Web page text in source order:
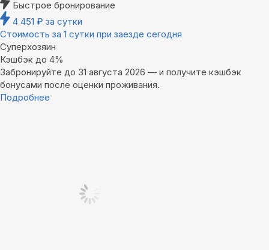
Быстрое бронирование
4 451 ₽ за сутки
Стоимость за 1 сутки при заезде сегодня
Суперхозяин
Кэшбэк до 4%
Забронируйте до 31 августа 2026 — и получите кэшбэк
бонусами после оценки проживания.
Подробнее